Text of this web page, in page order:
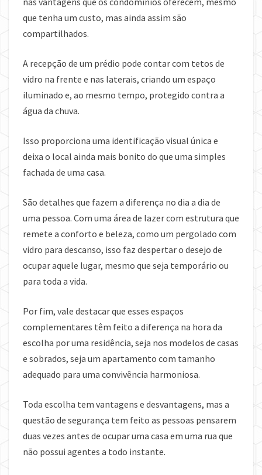
que tenha um custo, mas ainda assim são
compartilhados.
A recepção de um prédio pode contar com tetos de
vidro na frente e nas laterais, criando um espaço
iluminado e, ao mesmo tempo, protegido contra a
água da chuva.
Isso proporciona uma identificação visual única e
deixa o local ainda mais bonito do que uma simples
fachada de uma casa.
São detalhes que fazem a diferença no dia a dia de
uma pessoa. Com uma área de lazer com estrutura que
remete a conforto e beleza, como um pergolado com
vidro para descanso, isso faz despertar o desejo de
ocupar aquele lugar, mesmo que seja temporário ou
para toda a vida.
Por fim, vale destacar que esses espaços
complementares têm feito a diferença na hora da
escolha por uma residência, seja nos modelos de casas
e sobrados, seja um apartamento com tamanho
adequado para uma convivência harmoniosa.
Toda escolha tem vantagens e desvantagens, mas a
questão de segurança tem feito as pessoas pensarem
duas vezes antes de ocupar uma casa em uma rua que
não possui agentes a todo instante.